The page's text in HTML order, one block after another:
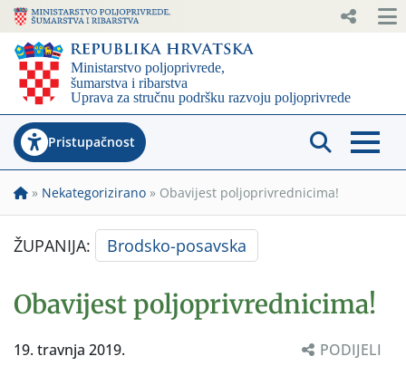
Pristupačnost
» Nekategorizirano » Obavijest poljoprivrednicima!
ŽUPANIJA: Brodsko-posavska
Obavijest poljoprivrednicima!
19. travnja 2019. PODIJELI